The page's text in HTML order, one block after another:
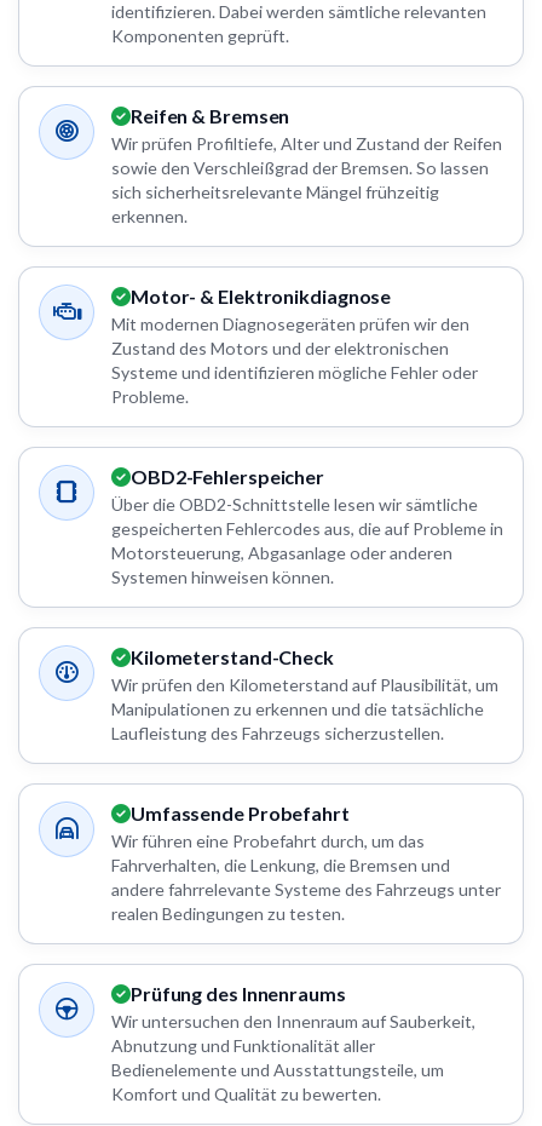
identifizieren. Dabei werden sämtliche relevanten
Komponenten geprüft.
Reifen & Bremsen
Wir prüfen Profiltiefe, Alter und Zustand der Reifen
sowie den Verschleißgrad der Bremsen. So lassen
sich sicherheitsrelevante Mängel frühzeitig
erkennen.
Motor- & Elektronikdiagnose
Mit modernen Diagnosegeräten prüfen wir den
Zustand des Motors und der elektronischen
Systeme und identifizieren mögliche Fehler oder
Probleme.
OBD2-Fehlerspeicher
Über die OBD2-Schnittstelle lesen wir sämtliche
gespeicherten Fehlercodes aus, die auf Probleme in
Motorsteuerung, Abgasanlage oder anderen
Systemen hinweisen können.
Kilometerstand-Check
Wir prüfen den Kilometerstand auf Plausibilität, um
Manipulationen zu erkennen und die tatsächliche
Laufleistung des Fahrzeugs sicherzustellen.
Umfassende Probefahrt
Wir führen eine Probefahrt durch, um das
Fahrverhalten, die Lenkung, die Bremsen und
andere fahrrelevante Systeme des Fahrzeugs unter
realen Bedingungen zu testen.
Prüfung des Innenraums
Wir untersuchen den Innenraum auf Sauberkeit,
Abnutzung und Funktionalität aller
Bedienelemente und Ausstattungsteile, um
Komfort und Qualität zu bewerten.